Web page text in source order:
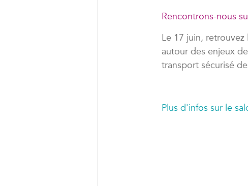
Rencontrons-nous
Le 17 juin, retrouvez
autour des enjeux
transport sécurisé
Plus d'infos sur le